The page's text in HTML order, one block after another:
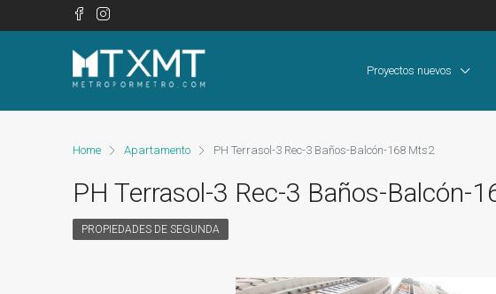
Proyectos nuevos
Home Apartamento PH Terrasol-3 Rec-3 Baños-Balcón-168 Mts2
PH Terrasol-3 Rec-3 Baños-Balcón-
PROPIEDADES DE SEGUNDA